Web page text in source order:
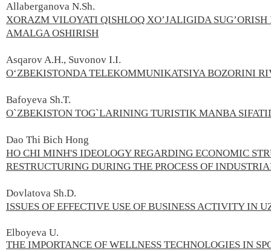
Allaberganova N.Sh.
XORAZM VILOYATI QISHLOQ XO’JALIGIDA
AMALGA OSHIRISH
Asqarov A.H., Suvonov I.I.
O‘ZBEKISTONDA TELEKOMMUNIKATSIYA BOZORINI
Bafoyeva Sh.T.
O`ZBEKISTON TOG`LARINING TURISTIK MANBA
Dao Thi Bich Hong
HO CHI MINH'S IDEOLOGY REGARDING ECONOMIC
RESTRUCTURING DURING THE PROCESS OF
Dovlatova Sh.D.
ISSUES OF EFFECTIVE USE OF BUSINESS ACTIVITY IN
Elboyeva U.
THE IMPORTANCE OF WELLNESS TECHNOLOGIES IN